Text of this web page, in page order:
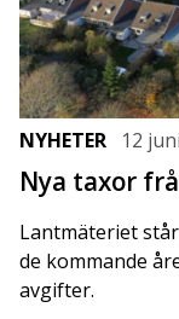
NYHETER 12
Nya taxor
Lantmäteriet
de kommande
avgifter.